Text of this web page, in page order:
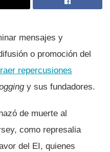
mensajes y
o promoción del
repercusiones
y sus fundadores.
de muerte al
como represalia
del EI, quienes